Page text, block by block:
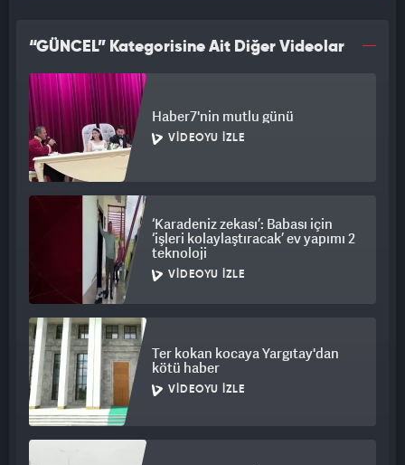
“GÜNCEL” Kategorisine Ait Diğer Videolar
Haber7'nin mutlu günü
VIDEOYU İZLE
‘Karadeniz zekası’: Babası için
‘işleri kolaylaştıracak’ ev yapımı 2
teknoloji
VIDEOYU İZLE
Ter kokan kocaya Yargıtay'dan
kötü haber
VIDEOYU İZLE